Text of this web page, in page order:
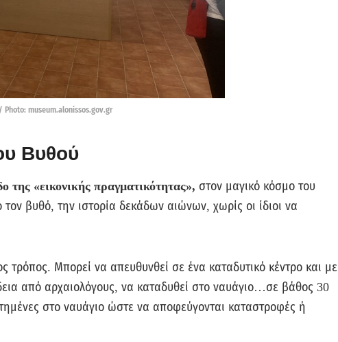
museum.alonissos.gov.gr
Βυθού
της «εικονικής πραγματικότητας», στον μαγικό κόσμο του
βυθό, την ιστορία δεκάδων αιώνων, χωρίς οι ίδιοι να
τρόπος. Μπορεί να απευθυνθεί σε ένα καταδυτικό κέντρο και με
από αρχαιολόγους, να καταδυθεί στο ναυάγιο…σε βάθος 30
στο ναυάγιο ώστε να αποφεύγονται καταστροφές ή